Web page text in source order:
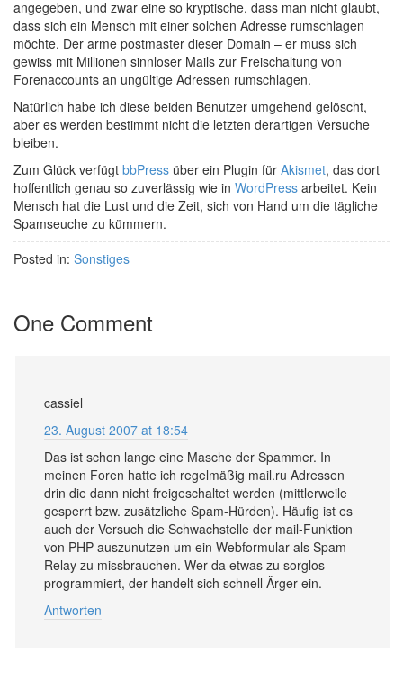
angegeben, und zwar eine so kryptische, dass man nicht glaubt,
dass sich ein Mensch mit einer solchen Adresse rumschlagen
möchte. Der arme postmaster dieser Domain – er muss sich
gewiss mit Millionen sinnloser Mails zur Freischaltung von
Forenaccounts an ungültige Adressen rumschlagen.
Natürlich habe ich diese beiden Benutzer umgehend gelöscht,
aber es werden bestimmt nicht die letzten derartigen Versuche
bleiben.
Zum Glück verfügt bbPress über ein Plugin für Akismet, das dort
hoffentlich genau so zuverlässig wie in WordPress arbeitet. Kein
Mensch hat die Lust und die Zeit, sich von Hand um die tägliche
Spamseuche zu kümmern.
Posted in: Sonstiges
One Comment
cassiel
23. August 2007 at 18:54
Das ist schon lange eine Masche der Spammer. In
meinen Foren hatte ich regelmäßig mail.ru Adressen
drin die dann nicht freigeschaltet werden (mittlerweile
gesperrt bzw. zusätzliche Spam-Hürden). Häufig ist es
auch der Versuch die Schwachstelle der mail-Funktion
von PHP auszunutzen um ein Webformular als Spam-
Relay zu missbrauchen. Wer da etwas zu sorglos
programmiert, der handelt sich schnell Ärger ein.
Antworten